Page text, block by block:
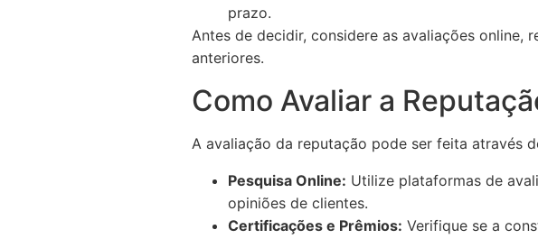
prazo.
Antes de decidir, considere as avaliações
anteriores.
Como Avaliar a
A avaliação da reputação pode ser feita através
Pesquisa Online: Utilize plataformas de
opiniões de clientes.
Certificações e Prêmios: Verifique se a